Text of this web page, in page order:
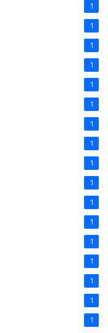
1
1
1
1
1
1
1
1
1
1
1
1
1
1
1
1
1